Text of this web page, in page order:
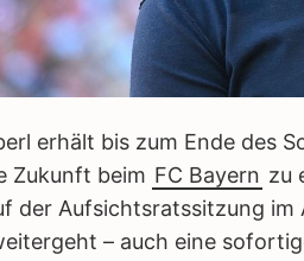
erhält bis zum Ende des
Zukunft beim FC Bayern zu
der Aufsichtsratssitzung im
– auch eine